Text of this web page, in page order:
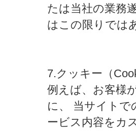
たは当社の業務
はこの限りでは
7.クッキー（
例えば、お客様
に、 当サイトで
ービス内容をカ